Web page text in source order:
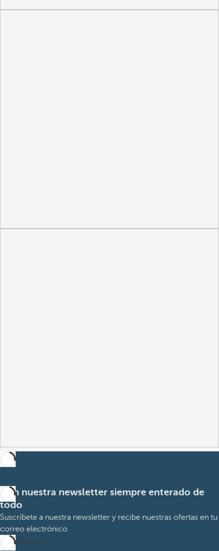
Con nuestra newsletter siempre enterado de
todo
Suscríbete a nuestra newsletter y recibe nuestras ofertas en tu
correo electrónico
Suscribirme